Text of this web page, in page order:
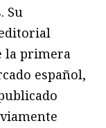
Su
la primera
español,